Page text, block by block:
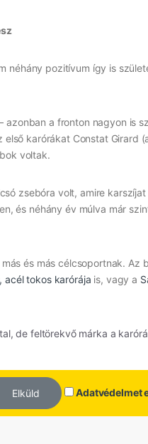
néhány pozitívum így is
azonban a fronton nagyon is
karórákat Constat Girard
voltak.
zsebóra volt, amire
és néhány év múlva már
és más célcsoportnak. Az
acél tokos karórája is, vagy a
de feltörekvő márka a
Elküld Adatvédelmet